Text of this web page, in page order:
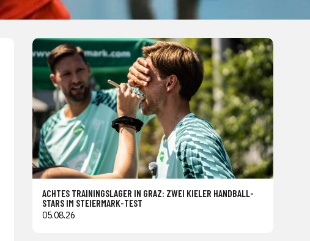
ACHTES TRAININGSLAGER IN GRAZ: ZWEI KIELER HANDBALL-
STARS IM STEIERMARK-TEST
05.08.26